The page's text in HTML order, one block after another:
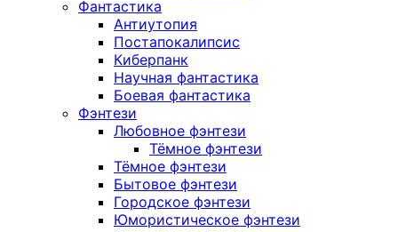
Фантастика
Антиутопия
Постапокалипсис
Киберпанк
Научная фантастика
Боевая фантастика
Фэнтези
Любовное фэнтези
Тёмное фэнтези
Тёмное фэнтези
Бытовое фэнтези
Городское фэнтези
Юмористическое фэнтези